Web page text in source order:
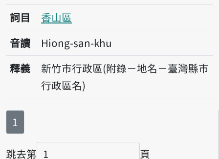
詞目
香山區
音讀
Hiong-san-khu
釋義
新竹市行政區(附錄－地名－臺灣縣市
行政區名)
第
1
跳去第 頁